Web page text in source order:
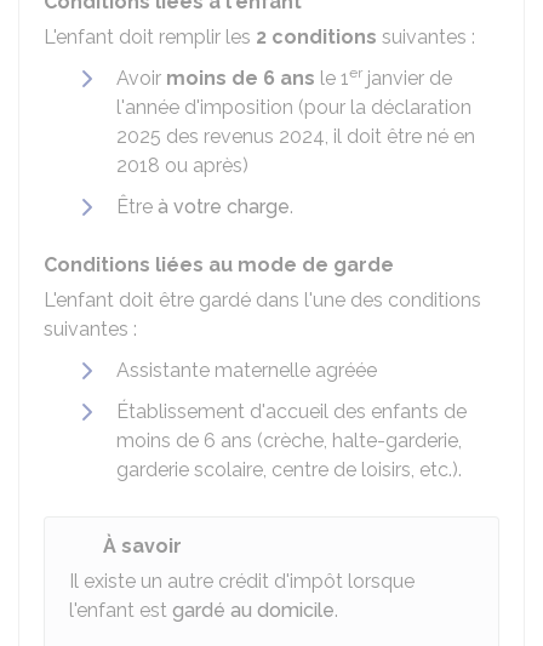
L'enfant doit remplir les 2 conditions suivantes :
Avoir moins de 6 ans le 1er janvier de
l'année d'imposition (pour la déclaration
2025 des revenus 2024, il doit être né en
2018 ou après)
Être à votre charge.
Conditions liées au mode de garde
L'enfant doit être gardé dans l'une des conditions
suivantes :
Assistante maternelle agréée
Établissement d'accueil des enfants de
moins de 6 ans (crèche, halte-garderie,
garderie scolaire, centre de loisirs, etc.).
À savoir
Il existe un autre crédit d'impôt lorsque
l'enfant est gardé au domicile.